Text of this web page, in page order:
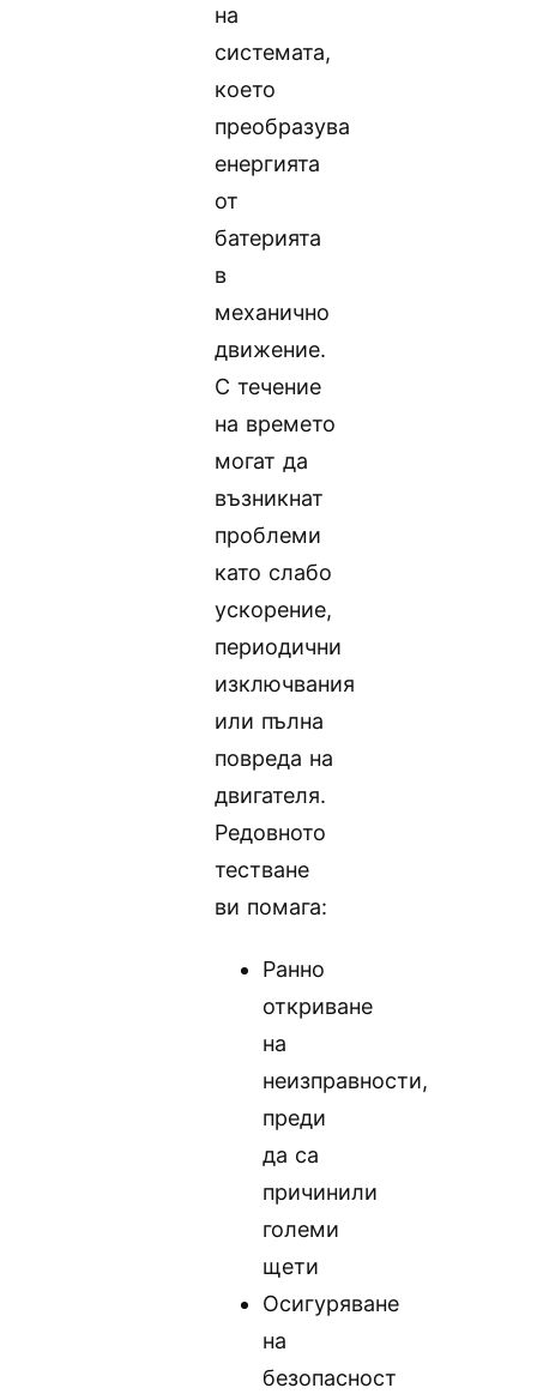
на
системата,
което
преобразува
енергията
от
батерията
в
механично
движение.
С течение
на времето
могат да
възникнат
проблеми
като слабо
ускорение,
периодични
изключвания
или пълна
повреда на
двигателя.
Редовното
тестване
ви помага:
Ранно
откриване
на
неизправности,
преди
да са
причинили
големи
щети
Осигуряване
на
безопасност